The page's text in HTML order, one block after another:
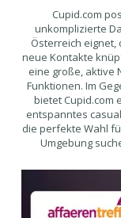
Cupid.com
unkomplizierte
Österreich
neue Kontakte
eine große, aktive
Funktionen. Im
bietet Cupid.com
entspanntes
die perfekte Wahl
Umgebung